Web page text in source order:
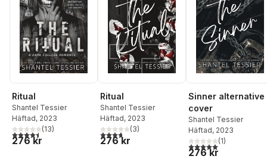
Ritual
Shantel Tessier
Häftad, 2023
4,5utav 5 stjärnor. Totalt antal röster:
(13)
276 kr
Ritual
Shantel Tessier
Häftad, 2023
3,7utav 5 stjärnor. Totalt antal röster:
(3)
276 kr
Sinner alternative
cover
Shantel Tessier
Häftad, 2023
5,0utav 5 stjärnor.
(1)
276 kr